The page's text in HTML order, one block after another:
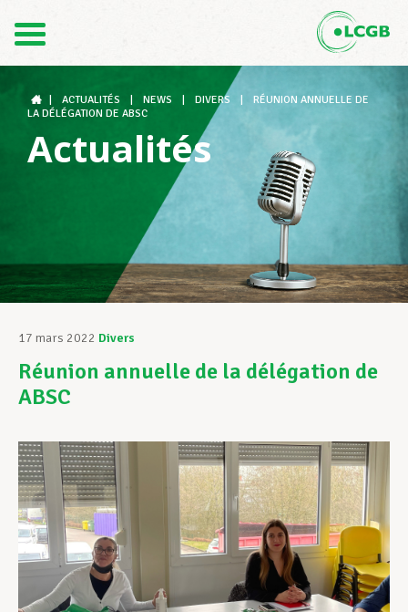
DE
Le LCGB
Structures syndicales
Assistance au Travail
Vos droits
Assistance en vie privée
Développement professionnel
Devenir Membre
ACTUALITÉS NEWS DIVERS
RÉUNION ANNUELLE DE
LA DÉLÉGATION DE ABSC
Actualités
17 mars 2022 Divers
Réunion annuelle de la délégation de
ABSC